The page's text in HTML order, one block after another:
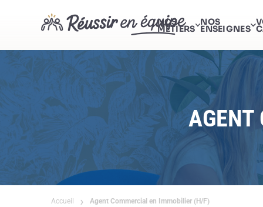
NOS
MÉTIERS
NOS
ENSEIGNES
Accueil Agent Commercial en Immobilier (H/F)